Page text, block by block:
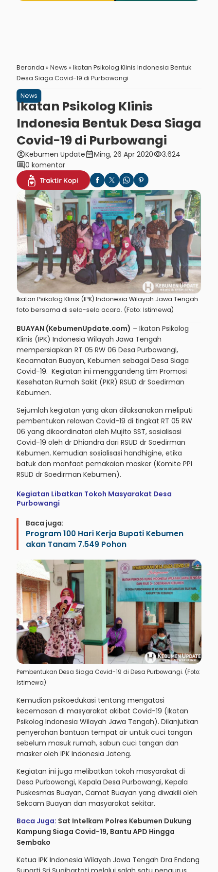
Beranda » News » Ikatan Psikolog Klinis Indonesia Bentuk
Desa Siaga Covid-19 di Purbowangi
News
Ikatan Psikolog Klinis
Indonesia Bentuk Desa Siaga
Covid-19 di Purbowangi
account_circleKebumen Updatecalendar_monthMing, 26 Apr 2020visibility3.624
comment0 komentar
Traktir Kopi
Ikatan Psikolog Klinis (IPK) Indonesia Wilayah Jawa Tengah
foto bersama di sela-sela acara. (Foto: Istimewa)
BUAYAN (KebumenUpdate.com) – Ikatan Psikolog
Klinis (IPK) Indonesia Wilayah Jawa Tengah
mempersiapkan RT 05 RW 06 Desa Purbowangi,
Kecamatan Buayan, Kebumen sebagai Desa Siaga
Covid-19. Kegiatan ini menggandeng tim Promosi
Kesehatan Rumah Sakit (PKR) RSUD dr Soedirman
Kebumen.
Sejumlah kegiatan yang akan dilaksanakan meliputi
pembentukan relawan Covid-19 di tingkat RT 05 RW
06 yang dikoordinatori oleh Mujito SST, sosialisasi
Covid-19 oleh dr Dhiandra dari RSUD dr Soedirman
Kebumen. Kemudian sosialisasi handhigine, etika
batuk dan manfaat pemakaian masker (Komite PPI
RSUD dr Soedirman Kebumen).
Kegiatan Libatkan Tokoh Masyarakat Desa
Purbowangi
Baca juga:
Program 100 Hari Kerja Bupati Kebumen
akan Tanam 7.549 Pohon
Pembentukan Desa Siaga Covid-19 di Desa Purbowangi. (Foto:
Istimewa)
Kemudian psikoedukasi tentang mengatasi
kecemasan di masyarakat akibat Covid-19 (Ikatan
Psikolog Indonesia Wilayah Jawa Tengah). Dilanjutkan
penyerahan bantuan tempat air untuk cuci tangan
sebelum masuk rumah, sabun cuci tangan dan
masker oleh IPK Indonesia Jateng.
Kegiatan ini juga melibatkan tokoh masyarakat di
Desa Purbowangi, Kepala Desa Purbowangi, Kepala
Puskesmas Buayan, Camat Buayan yang diwakili oleh
Sekcam Buayan dan masyarakat sekitar.
Baca Juga: Sat Intelkam Polres Kebumen Dukung
Kampung Siaga Covid-19, Bantu APD Hingga
Sembako
Ketua IPK Indonesia Wilayah Jawa Tengah Dra Endang